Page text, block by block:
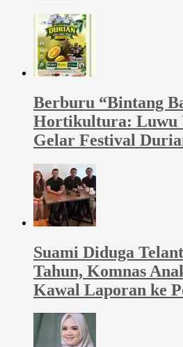
Berburu “Bintang
Hortikultura: Luwu
Gelar Festival
Suami Diduga
Tahun, Komnas
Kawal Laporan ke